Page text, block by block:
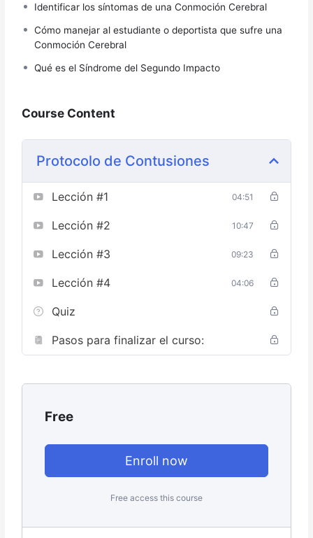
Identificar los síntomas de una Conmoción Cerebral
Cómo manejar al estudiante o deportista que sufre una
Conmoción Cerebral
Qué es el Síndrome del Segundo Impacto
Course Content
Protocolo de Contusiones
Lección #1 04:51
Lección #2 10:47
Lección #3 09:23
Lección #4 04:06
Quiz
Pasos para finalizar el curso:
Free
Enroll now
Free access this course